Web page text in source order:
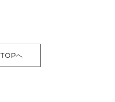
TOPへ